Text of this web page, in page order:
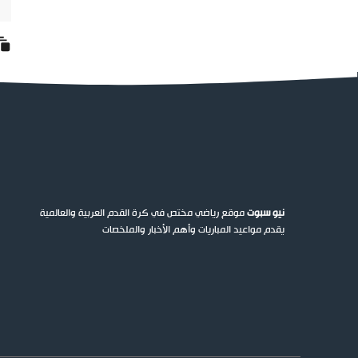
نيو سبوتموقع رياضي مختص في كرة القدم العربية والعالمية
يقدم مواعيد المباريات وأهم الأخبار والملخصات